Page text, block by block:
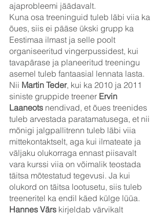
ajaprobleemi jäädavalt.
Kuna osa treeninguid tuleb läbi viia ka
õues, siis ei pääse ükski grupp ka
Eestimaa ilmast ja selle poolt
organiseeritud vingerpussidest, kui
tavapärase ja planeeritud treeningu
asemel tuleb fantaasial lennata lasta.
Nii Martin Teder, kui ka 2010 ja 2011
siniste gruppide treener Ervin
Laaneots nendivad, et õues treenides
tuleb arvestada paratamatusega, et nii
mõnigi jalgpallitrenn tuleb läbi viia
mittekontaktselt, aga kui ilmateate ja
väljaku olukorraga ennast piisavalt
vara kurssi viia on võimalik teostada
täitsa mõtestatud tegevusi. Ja kui
olukord on täitsa lootusetu, siis tuleb
treeneritel ka endil käed külge lüüa.
Hannes Värs kirjeldab värvikalt